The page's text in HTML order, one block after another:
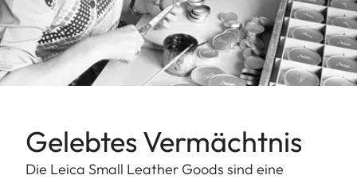
Gelebtes Vermächtnis
Die Leica Small Leather Goods sind eine